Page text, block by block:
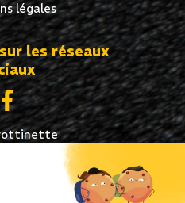
légales
les réseaux